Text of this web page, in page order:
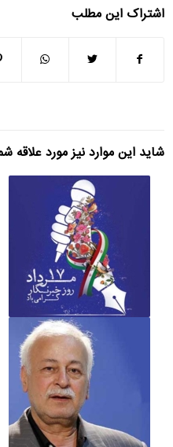
اشتراک این مطلب
شاید این موارد نیز مورد علاقه